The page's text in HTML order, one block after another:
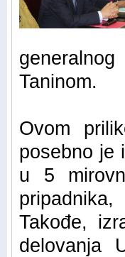
Taninom.
Ovom
posebno je
u 5
Takođe,
delovanja